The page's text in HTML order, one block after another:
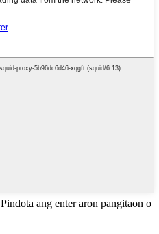
Pindota ang enter aron pangitaon o